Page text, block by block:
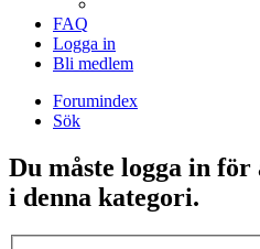
FAQ
Logga in
Bli medlem
Forumindex
Sök
Du måste logga in
i denna kategori.